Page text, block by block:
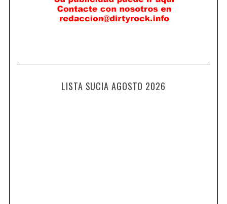
LISTA SUCIA AGOSTO 2026